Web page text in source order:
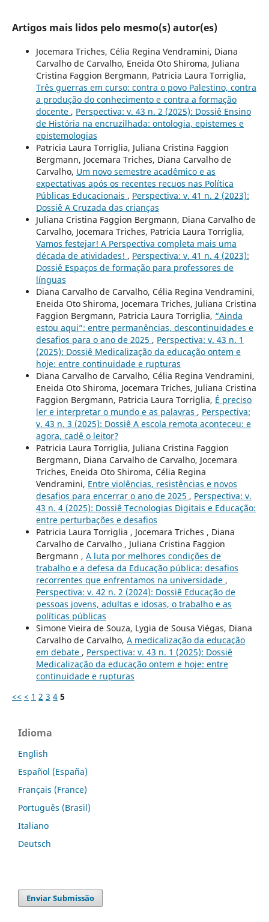
Artigos mais lidos pelo mesmo(s) autor(es)
Jocemara Triches, Célia Regina Vendramini, Diana
Carvalho de Carvalho, Eneida Oto Shiroma, Juliana
Cristina Faggion Bergmann, Patricia Laura Torriglia,
Três guerras em curso: contra o povo Palestino, contra
a produção do conhecimento e contra a formação
docente , Perspectiva: v. 43 n. 2 (2025): Dossiê Ensino
de História na encruzilhada: ontologia, epistemes e
epistemologias
Patricia Laura Torriglia, Juliana Cristina Faggion
Bergmann, Jocemara Triches, Diana Carvalho de
Carvalho, Um novo semestre acadêmico e as
expectativas após os recentes recuos nas Política
Públicas Educacionais , Perspectiva: v. 41 n. 2 (2023):
Dossiê A Cruzada das crianças
Juliana Cristina Faggion Bergmann, Diana Carvalho de
Carvalho, Jocemara Triches, Patricia Laura Torriglia,
Vamos festejar! A Perspectiva completa mais uma
década de atividades! , Perspectiva: v. 41 n. 4 (2023):
Dossiê Espaços de formação para professores de
línguas
Diana Carvalho de Carvalho, Célia Regina Vendramini,
Eneida Oto Shiroma, Jocemara Triches, Juliana Cristina
Faggion Bergmann, Patricia Laura Torriglia, “Ainda
estou aqui”: entre permanências, descontinuidades e
desafios para o ano de 2025 , Perspectiva: v. 43 n. 1
(2025): Dossiê Medicalização da educação ontem e
hoje: entre continuidade e rupturas
Diana Carvalho de Carvalho, Célia Regina Vendramini,
Eneida Oto Shiroma, Jocemara Triches, Juliana Cristina
Faggion Bergmann, Patricia Laura Torriglia, É preciso
ler e interpretar o mundo e as palavras , Perspectiva:
v. 43 n. 3 (2025): Dossiê A escola remota aconteceu: e
agora, cadê o leitor?
Patricia Laura Torriglia, Juliana Cristina Faggion
Bergmann, Diana Carvalho de Carvalho, Jocemara
Triches, Eneida Oto Shiroma, Célia Regina
Vendramini, Entre violências, resistências e novos
desafios para encerrar o ano de 2025 , Perspectiva: v.
43 n. 4 (2025): Dossiê Tecnologias Digitais e Educação:
entre perturbações e desafios
Patricia Laura Torriglia , Jocemara Triches , Diana
Carvalho de Carvalho , Juliana Cristina Faggion
Bergmann , A luta por melhores condições de
trabalho e a defesa da Educação pública: desafios
recorrentes que enfrentamos na universidade ,
Perspectiva: v. 42 n. 2 (2024): Dossiê Educação de
pessoas jovens, adultas e idosas, o trabalho e as
políticas públicas
Simone Vieira de Souza, Lygia de Sousa Viégas, Diana
Carvalho de Carvalho, A medicalização da educação
em debate , Perspectiva: v. 43 n. 1 (2025): Dossiê
Medicalização da educação ontem e hoje: entre
continuidade e rupturas
<< < 1 2 3 4 5
Idioma
English
Español (España)
Français (France)
Português (Brasil)
Italiano
Deutsch
Enviar Submissão